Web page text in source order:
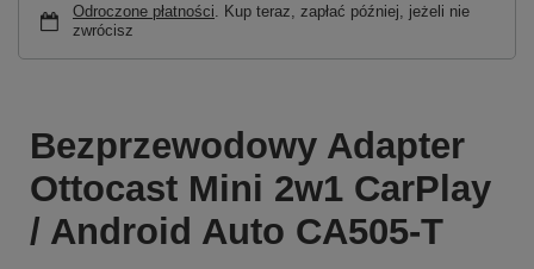
Odroczone płatności . Kup teraz, zapłać później, jeżeli nie
zwrócisz
Bezprzewodowy Adapter
Ottocast Mini 2w1 CarPlay
/ Android Auto CA505-T